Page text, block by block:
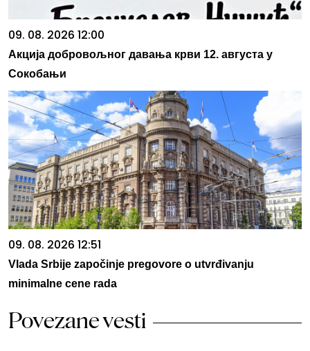
09. 08. 2026 12:00
Акција добровољног давања крви 12. августа у
Сокобањи
09. 08. 2026 12:51
Vlada Srbije započinje pregovore o utvrđivanju
minimalne cene rada
Povezane vesti